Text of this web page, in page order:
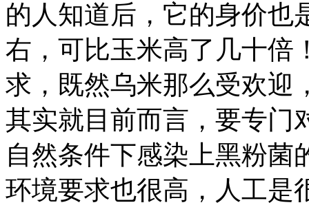
的人知道后，它的身价也
右，可比玉米高了几十倍
求，既然乌米那么受欢迎
其实就目前而言，要专门
自然条件下感染上黑粉菌
环境要求也很高，人工是